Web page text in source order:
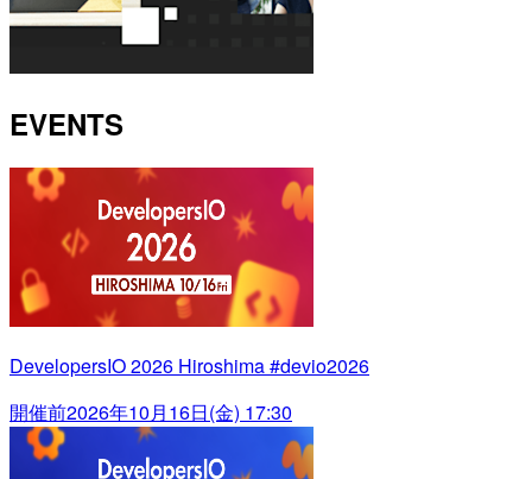
EVENTS
DevelopersIO 2026 Hiroshima #devio2026
開催前2026年10月16日(金) 17:30